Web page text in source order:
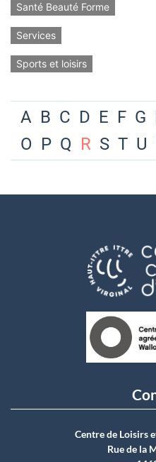
Santé Beauté Forme
Services
Sports et loisirs
A B C D E F G
O P Q R S T U
Centre de Loisirs
Rue de la